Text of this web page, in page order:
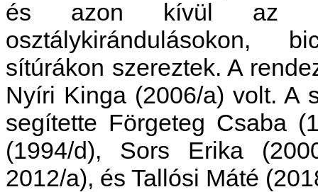
és azon kívül az
osztálykirándulásokon,
sítúrákon szereztek. A
Nyíri Kinga (2006/a) volt. A
segítette Förgeteg Csaba
(1994/d), Sors Erika
2012/a), és Tallósi Máté